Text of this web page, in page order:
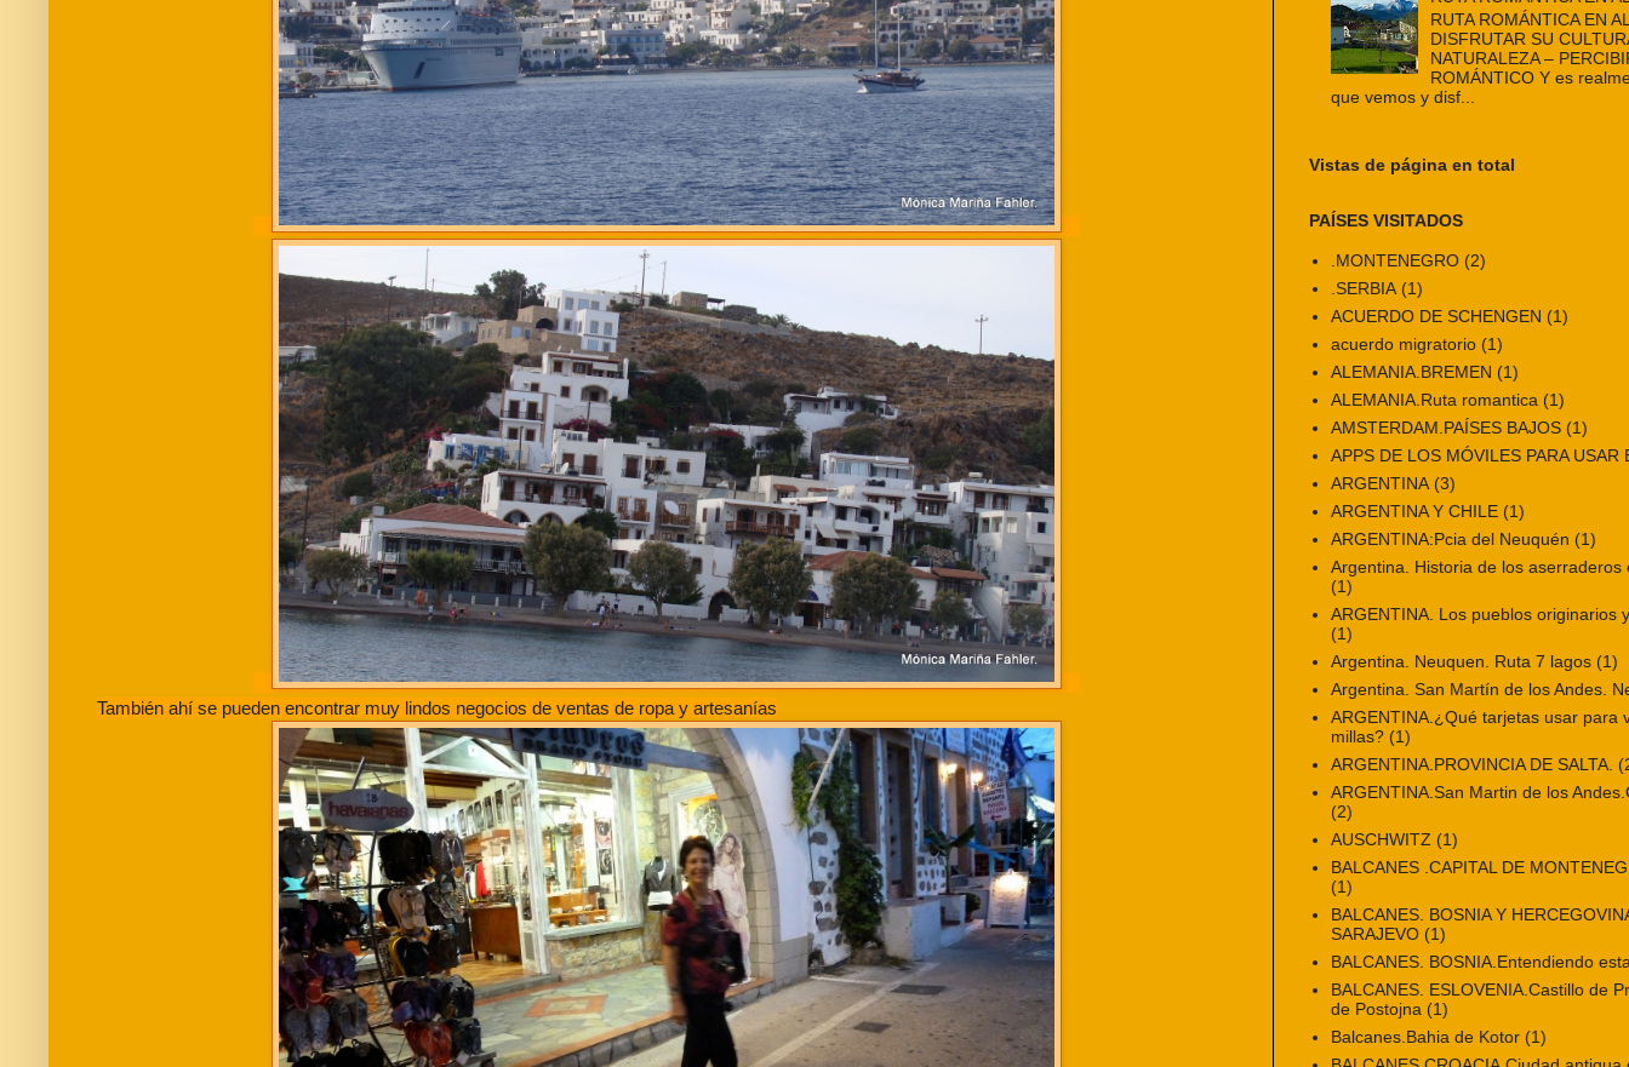
También ahí se pueden encontrar muy lindos negocios de ventas de ropa y artesanías
RUTA ROMÁNTICA EN
DISFRUTAR SU
NATURALEZA –
ROMÁNTICO Y es
que vemos y disf...
Vistas de página en total
PAÍSES VISITADOS
.MONTENEGRO (2)
.SERBIA (1)
ACUERDO DE SCHENGEN (1)
acuerdo migratorio (1)
ALEMANIA.BREMEN (1)
ALEMANIA.Ruta romantica (1)
AMSTERDAM.PAÍSES BAJOS (1)
APPS DE LOS MÓVILES PARA USAR
ARGENTINA (3)
ARGENTINA Y CHILE (1)
ARGENTINA:Pcia del Neuquén (1)
Argentina. Historia de los aserraderos
(1)
ARGENTINA. Los pueblos originarios
(1)
Argentina. Neuquen. Ruta 7 lagos (1)
Argentina. San Martín de los Andes.
ARGENTINA.¿Qué tarjetas usar para
millas? (1)
ARGENTINA.PROVINCIA DE SALTA.
ARGENTINA.San Martin de los
(2)
AUSCHWITZ (1)
BALCANES .CAPITAL DE
(1)
BALCANES. BOSNIA Y
SARAJEVO (1)
BALCANES. BOSNIA.Entendiendo
BALCANES. ESLOVENIA.Castillo de
de Postojna (1)
Balcanes.Bahia de Kotor (1)